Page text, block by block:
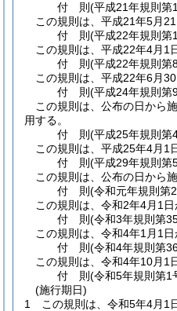
付 則(平成21年規則第
この規則は、平成21年5月21
付 則(平成22年規則第
この規則は、平成22年4月1
付 則(平成22年規則第
この規則は、平成22年6月30
付 則(平成24年規則第
この規則は、公布の日から
用する。
付 則(平成25年規則第
この規則は、平成25年4月1
付 則(平成29年規則第
この規則は、公布の日から施
付 則(令和元年規則第
この規則は、令和2年4月1日
付 則(令和3年規則第
この規則は、令和4年1月1日
付 則(令和4年規則第
この規則は、令和4年10月1
付 則(令和5年規則第1
(施行期日)
1
この規則は、令和5年4月1